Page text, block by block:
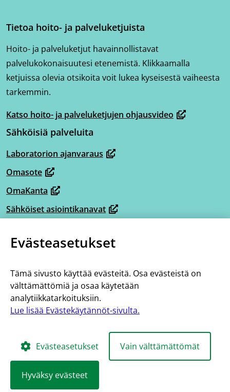
Tietoa hoito- ja palveluketjuista
Hoito- ja palveluketjut havainnollistavat
palvelukokonaisuutesi etenemistä. Klikkaamalla
ketjuissa olevia otsikoita voit lukea kyseisestä vaiheesta
tarkemmin.
Katso hoito- ja palveluketjujen ohjausvideo
(avautuu
uuteen
ikkunaan,
toiseen
palveluun)
Sähköisiä palveluita
Laboratorion ajanvaraus
(avautuu
uuteen
ikkunaan,
siirryt
toiseen
Omasote
(avautuu
uuteen
ikkunaan,
siirryt
toiseen
palveluun)
OmaKanta
(avautuu
uuteen
siirryt
palveluun)
Sähköiset asiointikanavat
(avautuu
ikkunaan,
toiseen
palveluun)
uuteen
siirryt
toiseen
palveluun)
Omahelpperi
ikkunaan,
siirryt
toiseen
Tietoa hoito- ja palveluketjuista
Saavutettavuus
Evästeasetukset
Tämä sivusto käyttää evästeitä. Osa evästeistä on
välttämättömiä ja osaa käytetään
analytiikkatarkoituksiin.
Lue lisää Evästekäytännöt-sivulta.
Evästeasetukset Vain välttämättömät
Hyväksy evästeet